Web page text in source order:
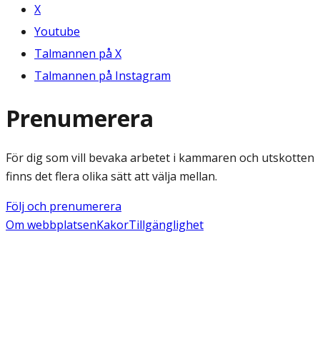
X
Youtube
Talmannen på X
Talmannen på Instagram
Prenumerera
För dig som vill bevaka arbetet i kammaren och utskotten
finns det flera olika sätt att välja mellan.
Följ och prenumerera
Om webbplatsenKakorTillgänglighet